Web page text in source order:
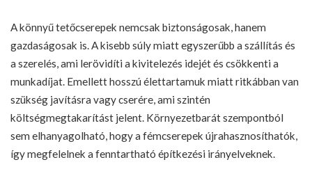
A könnyű tetőcserepek nemcsak biztonságosak, hanem
gazdaságosak is. A kisebb súly miatt egyszerűbb a szállítás és
a szerelés, ami lerövidíti a kivitelezés idejét és csökkenti a
munkadíjat. Emellett hosszú élettartamuk miatt ritkábban van
szükség javításra vagy cserére, ami szintén
költségmegtakarítást jelent. Környezetbarát szempontból
sem elhanyagolható, hogy a fémcserepek újrahasznosíthatók,
így megfelelnek a fenntartható építkezési irányelveknek.